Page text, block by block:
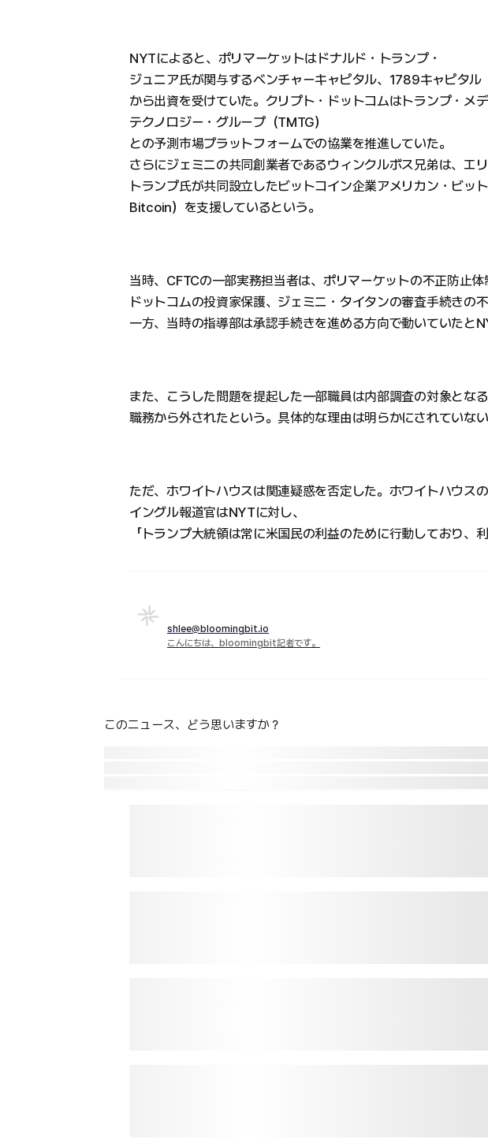
NYTによると、ポリマーケットはドナルド・トランプ・
ジュニア氏が関与するベンチャーキャピタル、1789キャピタル
から出資を受けていた。クリプト・ドットコムはトランプ・メ
テクノロジー・グループ（TMTG）
との予測市場プラットフォームでの協業を推進していた。
さらにジェミニの共同創業者であるウィンクルボス兄弟は、エリ
トランプ氏が共同設立したビットコイン企業アメリカン・ビッ
Bitcoin）を支援しているという。
当時、CFTCの一部実務担当者は、ポリマーケットの不正防止体
ドットコムの投資家保護、ジェミニ・タイタンの審査手続きの
一方、当時の指導部は承認手続きを進める方向で動いていたと
また、こうした問題を提起した一部職員は内部調査の対象となる
職務から外されたという。具体的な理由は明らかにされていない
ただ、ホワイトハウスは関連疑惑を否定した。ホワイトハウスの
イングル報道官はNYTに対し、
「トランプ大統領は常に米国民の利益のために行動しており、
shlee@bloomingbit.io
こんにちは、bloomingbit記者です。
このニュース、どう思いますか？